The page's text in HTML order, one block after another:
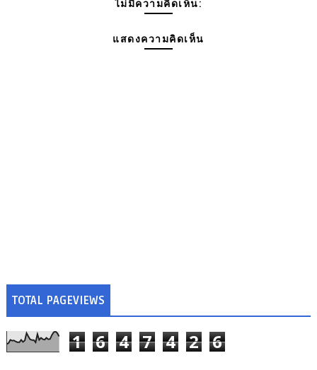
ไม่มีความคิดเห็น:
แสดงความคิดเห็น
TOTAL PAGEVIEWS
1 6 4 7 4 2 6